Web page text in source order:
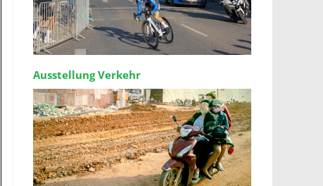
Ausstellung Verkehr